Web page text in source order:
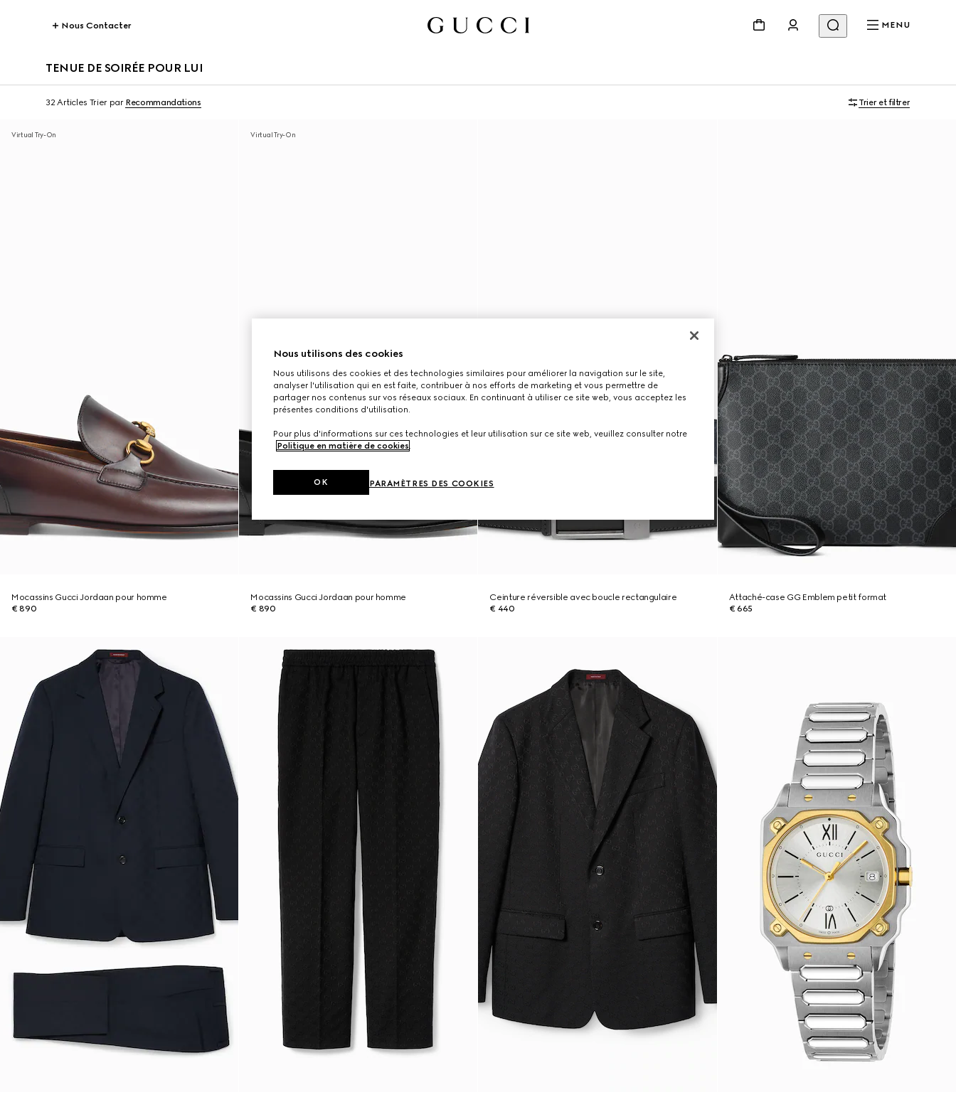
Nous Contacter MENU
TENUE DE SOIRÉE POUR LUI
32 Articles Trier par Recommandations Trier et filtrer
Virtual Try-On
Mocassins Gucci Jordaan pour homme
€ 890
Virtual Try-On
Mocassins Gucci Jordaan pour homme
€ 890
Ceinture réversible avec boucle rectangulaire
€ 440
Attaché-case GG Emblem petit format
€ 665
Nous utilisons des cookies
Nous utilisons des cookies et des technologies similaires pour améliorer la navigation sur le site,
analyser l'utilisation qui en est faite, contribuer à nos efforts de marketing et vous permettre de
partager nos contenus sur vos réseaux sociaux. En continuant à utiliser ce site web, vous acceptez les
présentes conditions d'utilisation.
Pour plus d'informations sur ces technologies et leur utilisation sur ce site web, veuillez consulter notre
Politique en matière de cookies.
PARAMÈTRES DES COOKIES
OK